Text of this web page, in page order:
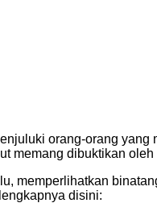
orang-orang
memang dibuktikan
memperlihatkan
disini: